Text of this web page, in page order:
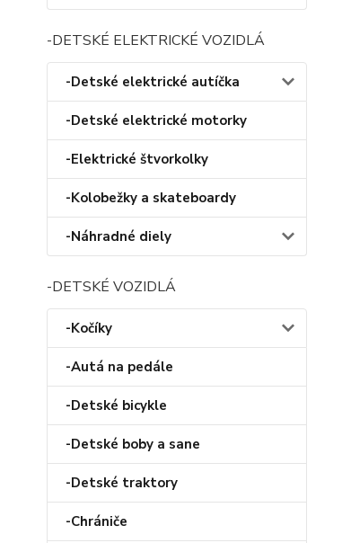
-DETSKÉ ELEKTRICKÉ VOZIDLÁ
-Detské elektrické autíčka
-Detské elektrické motorky
-Elektrické štvorkolky
-Kolobežky a skateboardy
-Náhradné diely
-DETSKÉ VOZIDLÁ
-Kočíky
-Autá na pedále
-Detské bicykle
-Detské boby a sane
-Detské traktory
-Chrániče